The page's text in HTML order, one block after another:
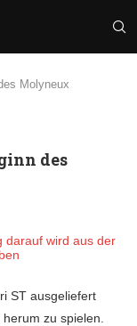
Molyneux
des
ST ausgeliefert
zu spielen.